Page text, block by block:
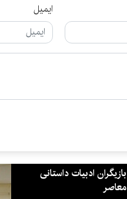
ایمیل
بازیگران ادبیات داستانی
معاصر